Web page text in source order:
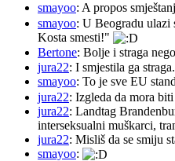
smayoo: A propos
smayoo: U Beogradu ulazi
Kosta smesti!"
Bertone: Bolje i straga
jura22: I smjestila ga straga.
smayoo: To je sve EU
jura22: Izgleda da mora
jura22: Landtag
interseksualni muškarci,
jura22: Misliš da se smiju
smayoo: